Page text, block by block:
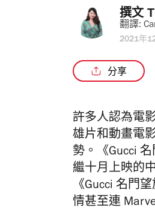
撰文
翻譯:
2021年
分享
許多人認為電
雄片和動畫電
勢。《Gucci
繼十月上映的
《Gucci 名門
情甚至連